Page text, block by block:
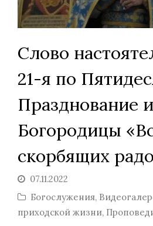
Слово
21-я по
Празднование
Богородицы
скорбящих
07.11.2022
Богослужения,
приходской жизни,